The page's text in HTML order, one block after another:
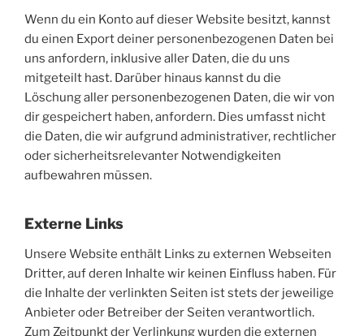
Wenn du ein Konto auf dieser Website besitzt, kannst
du einen Export deiner personenbezogenen Daten bei
uns anfordern, inklusive aller Daten, die du uns
mitgeteilt hast. Darüber hinaus kannst du die
Löschung aller personenbezogenen Daten, die wir von
dir gespeichert haben, anfordern. Dies umfasst nicht
die Daten, die wir aufgrund administrativer, rechtlicher
oder sicherheitsrelevanter Notwendigkeiten
aufbewahren müssen.
Externe Links
Unsere Website enthält Links zu externen Webseiten
Dritter, auf deren Inhalte wir keinen Einfluss haben. Für
die Inhalte der verlinkten Seiten ist stets der jeweilige
Anbieter oder Betreiber der Seiten verantwortlich.
Zum Zeitpunkt der Verlinkung wurden die externen